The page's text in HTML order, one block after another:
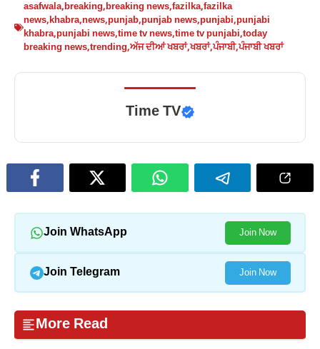
asafwala,breaking,breaking news,fazilka,fazilka
news,khabra,news,punjab,punjab news,punjabi,punjabi
khabra,punjabi news,time tv news,time tv punjabi,today
breaking news,trending,ਅੱਜ ਦੀਆਂ ਖਬਰਾਂ,ਖਬਰਾਂ,ਪੰਜਾਬੀ,ਪੰਜਾਬੀ ਖਬਰਾਂ
Time TV
Join WhatsApp Join Now
Join Telegram Join Now
More Read